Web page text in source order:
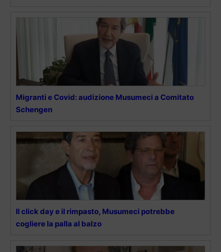
Migranti e Covid: audizione Musumeci a Comitato
Schengen
Il click day e il rimpasto, Musumeci potrebbe
cogliere la palla al balzo